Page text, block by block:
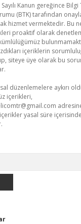
Kanun gereğince
(BTK) tarafından
hizmet vermektedir. Bu
proaktif olarak
içeriklerin
siteye üye olarak bu
düzenlemelere aykırı
içerikleri,
yasal süre